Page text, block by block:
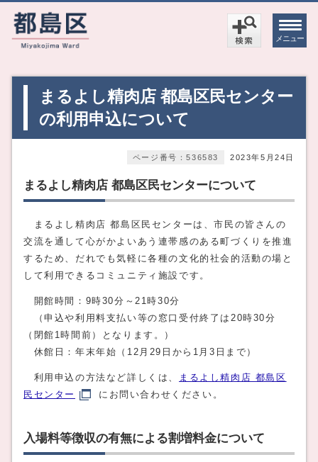
メニュー
まるよし精肉店 都島区民センター
の利用申込について
2023年5月24日
ページ番号：536583
まるよし精肉店 都島区民センターについて
まるよし精肉店 都島区民センターは、市民の皆さんの
交流を通して心がかよいあう連帯感のある町づくりを推進
するため、だれでも気軽に各種の文化的社会的活動の場と
して利用できるコミュニティ施設です。
開館時間：9時30分～21時30分
（申込や利用料支払い等の窓口受付終了は20時30分
（閉館1時間前）となります。）
休館日：年末年始（12月29日から1月3日まで）
利用申込の方法など詳しくは、
まるよし精肉店 都島区
民センター
にお問い合わせください。
入場料等徴収の有無による割増料金について